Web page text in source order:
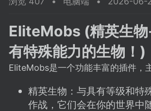
中文社区
教程 材质 社区
EliteMobs (精英生
有特殊能力的生物！)
EliteMobs是一个功能丰富的插件，
精英生物：与具有等级和特
作战，它们会在你的世界中